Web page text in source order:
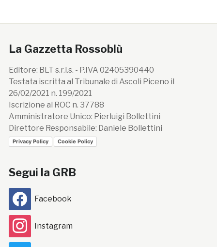
La Gazzetta Rossoblù
Editore: BLT s.r.l.s. - P.IVA 02405390440
Testata iscritta al Tribunale di Ascoli Piceno il
26/02/2021 n. 199/2021
Iscrizione al ROC n. 37788
Amministratore Unico: Pierluigi Bollettini
Direttore Responsabile: Daniele Bollettini
Privacy Policy Cookie Policy
Segui la GRB
Facebook
Instagram